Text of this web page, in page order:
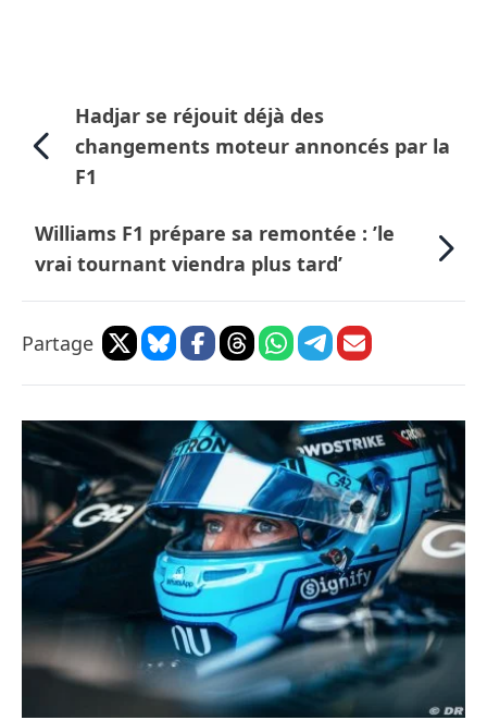
Hadjar se réjouit déjà des
changements moteur annoncés par la
F1
Williams F1 prépare sa remontée : ’le
vrai tournant viendra plus tard’
Partage